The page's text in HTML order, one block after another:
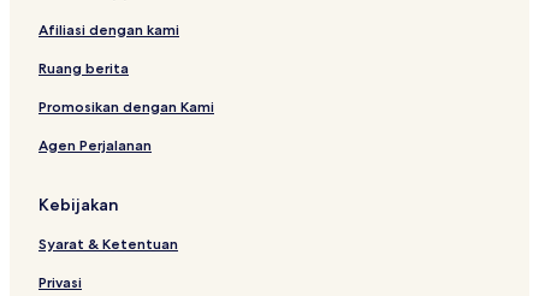
Afiliasi dengan kami
Ruang berita
Promosikan dengan Kami
Agen Perjalanan
Kebijakan
Syarat & Ketentuan
Privasi